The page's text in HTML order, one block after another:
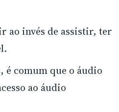
ao invés de assistir, ter
é comum que o áudio
ao áudio